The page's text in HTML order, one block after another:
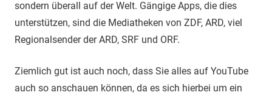
sondern überall auf der Welt. Gängige Apps, die dies
unterstützen, sind die Mediatheken von ZDF, ARD, viel
Regionalsender der ARD, SRF und ORF.
Ziemlich gut ist auch noch, dass Sie alles auf YouTube
auch so anschauen können, da es sich hierbei um ein